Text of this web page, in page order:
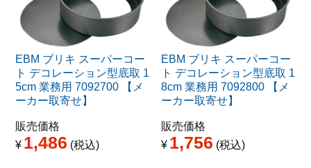
EBM ブリキ スーパーコー
ト デコレーション型底取 1
5cm 業務用 7092700 【メ
ーカー取寄せ】
販売価格
¥ 1,486 税込
EBM ブリキ スーパーコー
ト デコレーション型底取 1
8cm 業務用 7092800 【メ
ーカー取寄せ】
販売価格
¥ 1,756 税込